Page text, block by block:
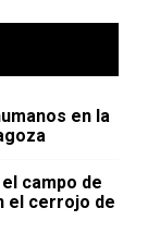
en la
campo de
el cerrojo de